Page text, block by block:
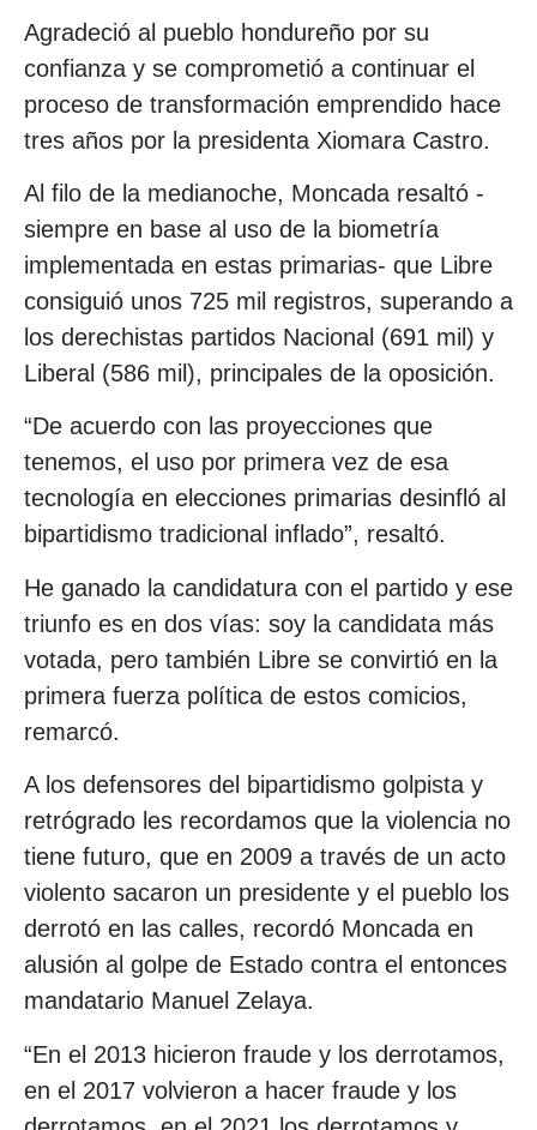
Agradeció al pueblo hondureño por su
confianza y se comprometió a continuar el
proceso de transformación emprendido hace
tres años por la presidenta Xiomara Castro.
Al filo de la medianoche, Moncada resaltó -
siempre en base al uso de la biometría
implementada en estas primarias- que Libre
consiguió unos 725 mil registros, superando a
los derechistas partidos Nacional (691 mil) y
Liberal (586 mil), principales de la oposición.
“De acuerdo con las proyecciones que
tenemos, el uso por primera vez de esa
tecnología en elecciones primarias desinfló al
bipartidismo tradicional inflado”, resaltó.
He ganado la candidatura con el partido y ese
triunfo es en dos vías: soy la candidata más
votada, pero también Libre se convirtió en la
primera fuerza política de estos comicios,
remarcó.
A los defensores del bipartidismo golpista y
retrógrado les recordamos que la violencia no
tiene futuro, que en 2009 a través de un acto
violento sacaron un presidente y el pueblo los
derrotó en las calles, recordó Moncada en
alusión al golpe de Estado contra el entonces
mandatario Manuel Zelaya.
“En el 2013 hicieron fraude y los derrotamos,
en el 2017 volvieron a hacer fraude y los